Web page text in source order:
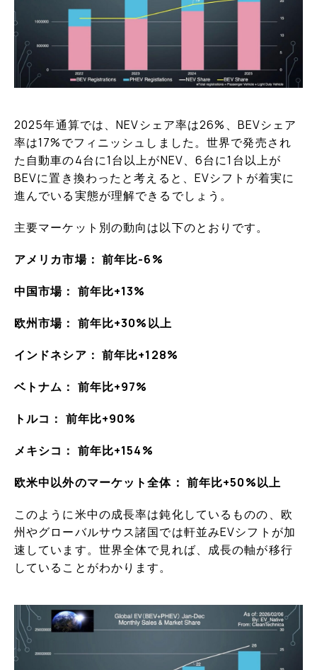
2025年通算では、NEVシェア率は26%、BEVシェア
率は17%でフィニッシュしました。世界で発売され
た自動車の4台に1台以上がNEV、6台に1台以上が
BEVに置き換わったと考えると、EVシフトが着実に
進んでいる実態が理解できるでしょう。
主要マーケット別の動向は以下のとおりです。
アメリカ市場： 前年比-6%
中国市場： 前年比+13%
欧州市場： 前年比+30%以上
インドネシア： 前年比+128%
ベトナム： 前年比+97%
トルコ： 前年比+90%
メキシコ： 前年比+154%
欧米中以外のマーケット全体： 前年比+50%以上
このように米中の成長率は鈍化しているものの、欧
州やグローバルサウス諸国では軒並みEVシフトが加
速しています。世界全体で見れば、成長の軸が移行
していることがわかります。